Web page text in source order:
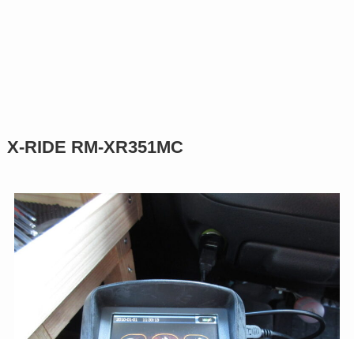
X-RIDE RM-XR351MC